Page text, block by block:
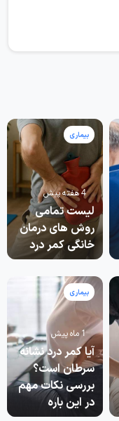
بیماری
لیست تمامی
روش های درمان
خانگی کمر درد
4 هفته پیش
بیماری
آیا کمر درد نشانه
سرطان است؟
بررسی نکات مهم
در این باره
1 ماه پیش